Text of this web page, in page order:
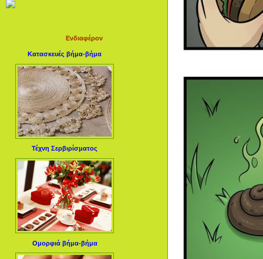
Ενδιαφέρον
Κατασκευές βήμα-βήμα
Τέχνη Σερβιρίσματος
Ομορφιά βήμα-βήμα